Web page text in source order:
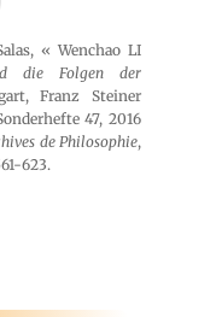
« Wenchao LI
die Folgen der
Franz Steiner
47, 2016
de Philosophie,
623.